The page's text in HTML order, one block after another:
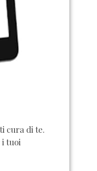
cura di te.
tuoi